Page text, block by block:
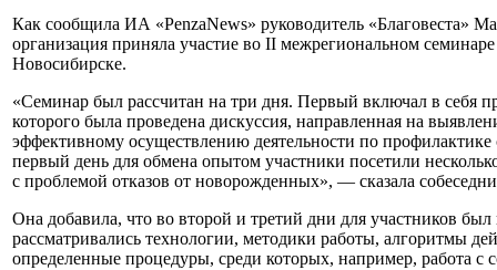
Как сообщила ИА «PenzaNews» руководитель «Благовеста»
организация приняла участие во II межрегиональном
Новосибирске.
«Семинар был рассчитан на три дня. Первый включал в себя
которого была проведена дискуссия, направленная на
эффективному осуществлению деятельности по
первый день для обмена опытом участники посетили
с проблемой отказов от новорожденных», — сказала
Она добавила, что во второй и третий дни для участников
рассматривались технологии, методики работы, алгоритмы
определенные процедуры, среди которых, например, работа с